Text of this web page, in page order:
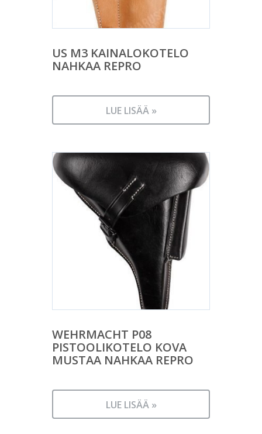
US M3 KAINALOKOTELO
NAHKAA REPRO
LUE LISÄÄ »
WEHRMACHT P08
PISTOOLIKOTELO KOVA
MUSTAA NAHKAA REPRO
LUE LISÄÄ »